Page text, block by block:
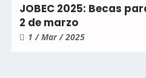
JOBEC 2025: Becas
2 de marzo
1 / Mar / 2025